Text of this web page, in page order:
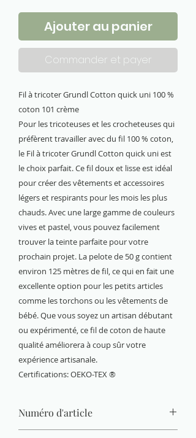
Ajouter au panier
Commander et payer
Fil à tricoter Grundl Cotton quick uni 100 %
coton 101 crème
Pour les tricoteuses et les crocheteuses qui
préfèrent travailler avec du fil 100 % coton,
le Fil à tricoter Grundl Cotton quick uni est
le choix parfait. Ce fil doux et lisse est idéal
pour créer des vêtements et accessoires
légers et respirants pour les mois les plus
chauds. Avec une large gamme de couleurs
vives et pastel, vous pouvez facilement
trouver la teinte parfaite pour votre
prochain projet. La pelote de 50 g contient
environ 125 mètres de fil, ce qui en fait une
excellente option pour les petits articles
comme les torchons ou les vêtements de
bébé. Que vous soyez un artisan débutant
ou expérimenté, ce fil de coton de haute
qualité améliorera à coup sûr votre
expérience artisanale.
Certifications: OEKO-TEX ®
Numéro d'article